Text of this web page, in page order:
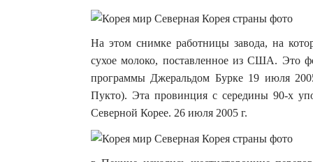
На этом снимке работницы завода, на
сухое молоко, поставленное из США. Это
программы Джеральдом Бурке 19 июля
Пукто). Эта провинция с середины 90-х
Северной Корее. 26 июля 2005 г.